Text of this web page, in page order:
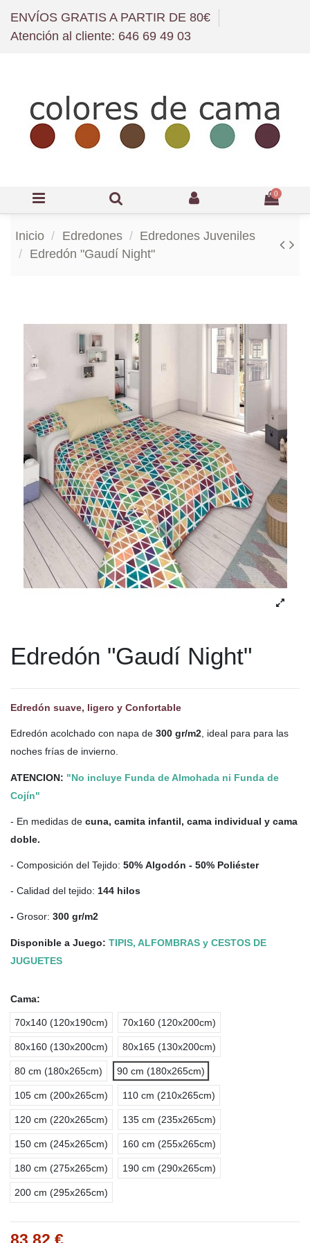
ENVÍOS GRATIS A PARTIR DE 80€
Atención al cliente: 646 69 49 03
0
Inicio Edredones
Edredones Juveniles
Edredón "Gaudí Night"
Edredón "Gaudí Night"
Edredón suave, ligero y Confortable
Edredón acolchado con napa de 300 gr/m2, ideal para para las
noches frías de invierno.
ATENCION: "No incluye Funda de Almohada ni Funda de
Cojín"
- En medidas de cuna, camita infantil, cama individual y cama
doble.
- Composición del Tejido: 50% Algodón - 50% Poliéster
- Calidad del tejido: 144 hilos
- Grosor: 300 gr/m2
Disponible a Juego: TIPIS, ALFOMBRAS y CESTOS DE
JUGUETES
Cama:
70x140 (120x190cm) 70x160 (120x200cm)
80x160 (130x200cm) 80x165 (130x200cm)
80 cm (180x265cm) 90 cm (180x265cm)
105 cm (200x265cm) 110 cm (210x265cm)
120 cm (220x265cm) 135 cm (235x265cm)
150 cm (245x265cm) 160 cm (255x265cm)
180 cm (275x265cm) 190 cm (290x265cm)
200 cm (295x265cm)